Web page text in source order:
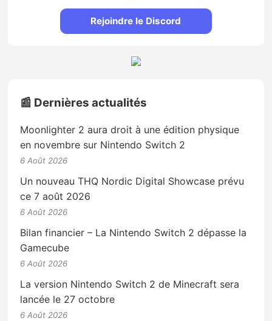
Rejoindre le Discord
📰 Dernières actualités
Moonlighter 2 aura droit à une édition physique
en novembre sur Nintendo Switch 2
6 Août 2026
Un nouveau THQ Nordic Digital Showcase prévu
ce 7 août 2026
6 Août 2026
Bilan financier – La Nintendo Switch 2 dépasse la
Gamecube
6 Août 2026
La version Nintendo Switch 2 de Minecraft sera
lancée le 27 octobre
6 Août 2026